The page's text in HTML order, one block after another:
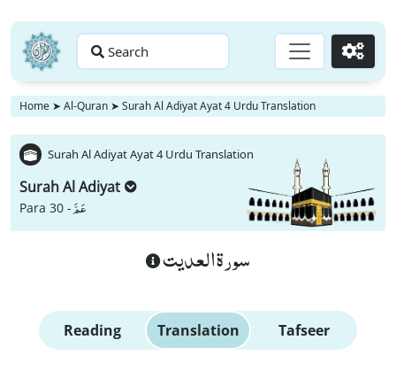
Search Go
Home ➤ Al-Quran ➤ Surah Al Adiyat Ayat 4 Urdu Translation
Surah Al Adiyat Ayat 4 Urdu Translation
Surah Al Adiyat
Para 30 -عَمَّ
سورة العديت
Reading Translation Tafseer